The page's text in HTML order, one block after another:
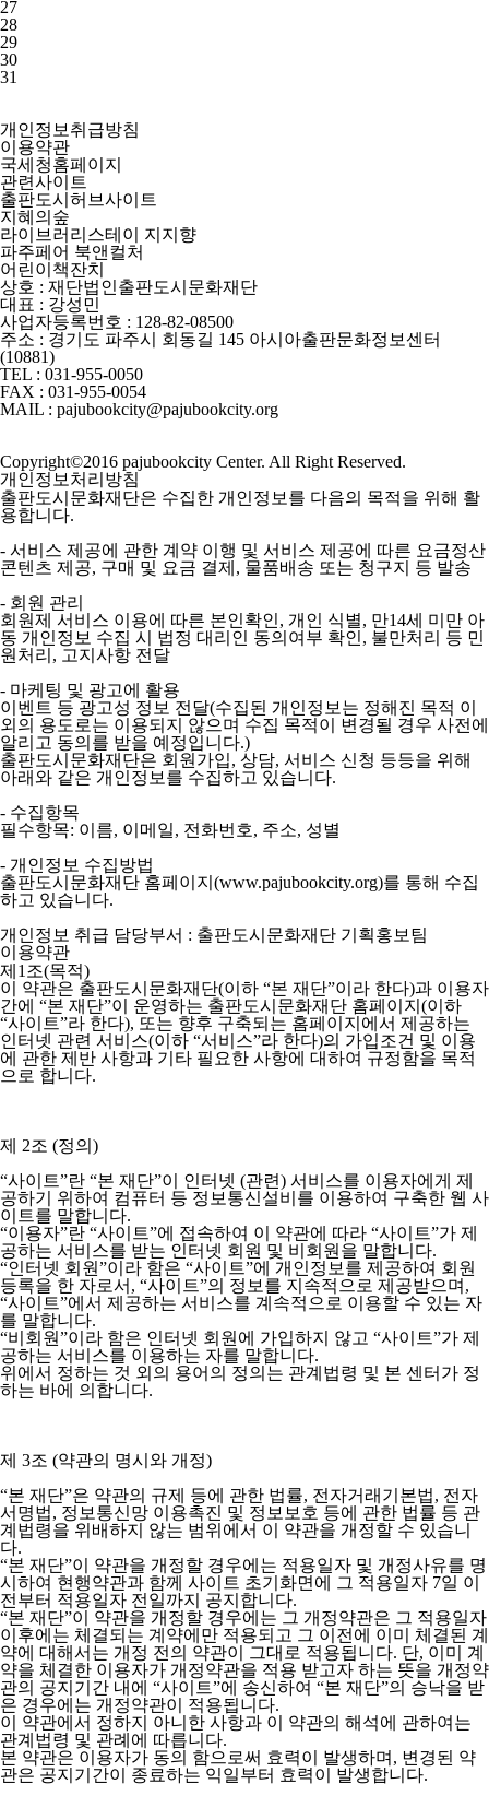
27
28
29
30
31
개인정보취급방침
이용약관
국세청홈페이지
관련사이트
출판도시허브사이트
지혜의숲
라이브러리스테이 지지향
파주페어 북앤컬처
어린이책잔치
상호 : 재단법인출판도시문화재단
대표 : 강성민
사업자등록번호 : 128-82-08500
주소 : 경기도 파주시 회동길 145 아시아출판문화정보센터
(10881)
TEL : 031-955-0050
FAX : 031-955-0054
MAIL : pajubookcity@pajubookcity.org
Copyright©2016 pajubookcity Center. All Right Reserved.
개인정보처리방침
출판도시문화재단은 수집한 개인정보를 다음의 목적을 위해 활
용합니다.
- 서비스 제공에 관한 계약 이행 및 서비스 제공에 따른 요금정산
콘텐츠 제공, 구매 및 요금 결제, 물품배송 또는 청구지 등 발송
- 회원 관리
회원제 서비스 이용에 따른 본인확인, 개인 식별, 만14세 미만 아
동 개인정보 수집 시 법정 대리인 동의여부 확인, 불만처리 등 민
원처리, 고지사항 전달
- 마케팅 및 광고에 활용
이벤트 등 광고성 정보 전달(수집된 개인정보는 정해진 목적 이
외의 용도로는 이용되지 않으며 수집 목적이 변경될 경우 사전에
알리고 동의를 받을 예정입니다.)
출판도시문화재단은 회원가입, 상담, 서비스 신청 등등을 위해
아래와 같은 개인정보를 수집하고 있습니다.
- 수집항목
필수항목: 이름, 이메일, 전화번호, 주소, 성별
- 개인정보 수집방법
출판도시문화재단 홈페이지(www.pajubookcity.org)를 통해 수집
하고 있습니다.
개인정보 취급 담당부서 : 출판도시문화재단 기획홍보팀
이용약관
제1조(목적)
이 약관은 출판도시문화재단(이하 “본 재단”이라 한다)과 이용자
간에 “본 재단”이 운영하는 출판도시문화재단 홈페이지(이하
“사이트”라 한다), 또는 향후 구축되는 홈페이지에서 제공하는
인터넷 관련 서비스(이하 “서비스”라 한다)의 가입조건 및 이용
에 관한 제반 사항과 기타 필요한 사항에 대하여 규정함을 목적
으로 합니다.
제 2조 (정의)
“사이트”란 “본 재단”이 인터넷 (관련) 서비스를 이용자에게 제
공하기 위하여 컴퓨터 등 정보통신설비를 이용하여 구축한 웹 사
이트를 말합니다.
“이용자”란 “사이트”에 접속하여 이 약관에 따라 “사이트”가 제
공하는 서비스를 받는 인터넷 회원 및 비회원을 말합니다.
“인터넷 회원”이라 함은 “사이트”에 개인정보를 제공하여 회원
등록을 한 자로서, “사이트”의 정보를 지속적으로 제공받으며,
“사이트”에서 제공하는 서비스를 계속적으로 이용할 수 있는 자
를 말합니다.
“비회원”이라 함은 인터넷 회원에 가입하지 않고 “사이트”가 제
공하는 서비스를 이용하는 자를 말합니다.
위에서 정하는 것 외의 용어의 정의는 관계법령 및 본 센터가 정
하는 바에 의합니다.
제 3조 (약관의 명시와 개정)
“본 재단”은 약관의 규제 등에 관한 법률, 전자거래기본법, 전자
서명법, 정보통신망 이용촉진 및 정보보호 등에 관한 법률 등 관
계법령을 위배하지 않는 범위에서 이 약관을 개정할 수 있습니
다.
“본 재단”이 약관을 개정할 경우에는 적용일자 및 개정사유를 명
시하여 현행약관과 함께 사이트 초기화면에 그 적용일자 7일 이
전부터 적용일자 전일까지 공지합니다.
“본 재단”이 약관을 개정할 경우에는 그 개정약관은 그 적용일자
이후에는 체결되는 계약에만 적용되고 그 이전에 이미 체결된 계
약에 대해서는 개정 전의 약관이 그대로 적용됩니다. 단, 이미 계
약을 체결한 이용자가 개정약관을 적용 받고자 하는 뜻을 개정약
관의 공지기간 내에 “사이트”에 송신하여 “본 재단”의 승낙을 받
은 경우에는 개정약관이 적용됩니다.
이 약관에서 정하지 아니한 사항과 이 약관의 해석에 관하여는
관계법령 및 관례에 따릅니다.
본 약관은 이용자가 동의 함으로써 효력이 발생하며, 변경된 약
관은 공지기간이 종료하는 익일부터 효력이 발생합니다.